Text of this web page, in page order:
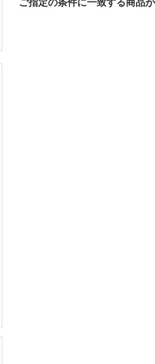
ご指定の条件に一致する商品